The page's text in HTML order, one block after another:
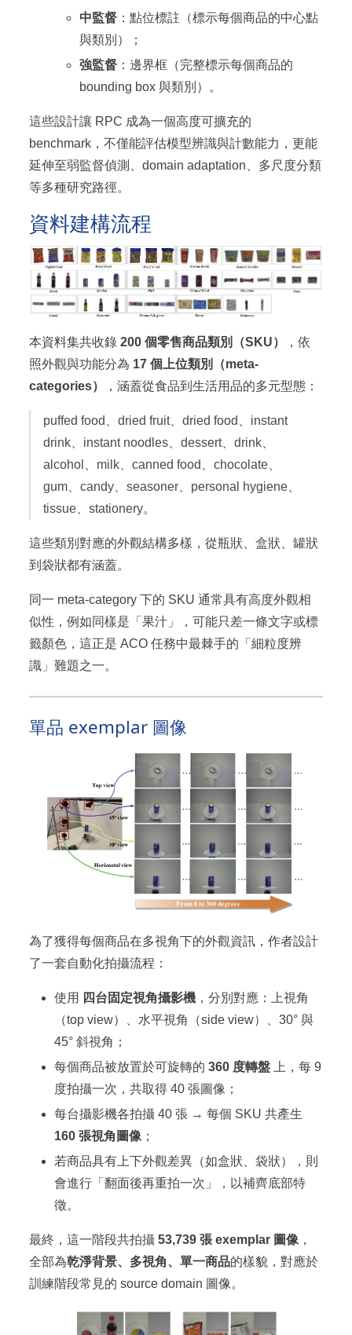
中監督 ：點位標註（標示每個商品的中心點
與類別）；
強監督 ：邊界框（完整標示每個商品的
bounding box 與類別）。
這些設計讓 RPC 成為一個高度可擴充的
benchmark，不僅能評估模型辨識與計數能力，更能
延伸至弱監督偵測、domain adaptation、多尺度分類
等多種研究路徑。
資料建構流程
本資料集共收錄200 個零售商品類別（SKU）
，依
照外觀與功能分為 17 個上位類別（meta-
categories）
，涵蓋從食品到生活用品的多元型態：
puffed food、dried fruit、dried food、instant
drink、instant noodles、dessert、drink、
alcohol、milk、canned food、chocolate、
gum、candy、seasoner、personal hygiene、
tissue、stationery。
這些類別對應的外觀結構多樣，從瓶狀、盒狀、罐狀
到袋狀都有涵蓋。
同一 meta-category 下的 SKU 通常具有高度外觀相
似性，例如同樣是「果汁」，可能只差一條文字或標
籤顏色，這正是 ACO 任務中最棘手的「細粒度辨
識」難題之一。
單品 exemplar 圖像
為了獲得每個商品在多視角下的外觀資訊，作者設計
了一套自動化拍攝流程：
使用 四台固定視角攝影機 ，分別對應：上視角
（top view）、水平視角（side view）、30° 與
45° 斜視角；
每個商品被放置於可旋轉的360 度轉盤 上，每 9
度拍攝一次，共取得 40 張圖像；
每台攝影機各拍攝 40 張 → 每個 SKU 共產生
160 張視角圖像 ；
若商品具有上下外觀差異（如盒狀、袋狀），則
會進行「翻面後再重拍一次」，以補齊底部特
徵。
最終，這一階段共拍攝53,739 張 exemplar 圖像 ，
全部為乾淨背景、多視角、單一商品的樣貌，對應於
訓練階段常見的 source domain 圖像。